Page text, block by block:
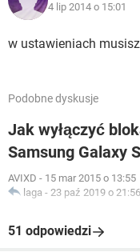
4 lip 2014 o 15:01
w ustawieniach
Podobne dyskusje
Jak wyłączyć
Samsung Galaxy
AVIXD - 15 mar 2015 o 13:55
laga - 23 paź 2019 o 21:56
51 odpowiedzi